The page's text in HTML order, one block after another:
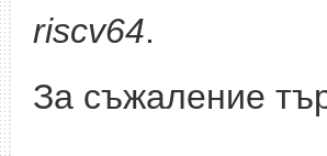
riscv64.
За съжаление